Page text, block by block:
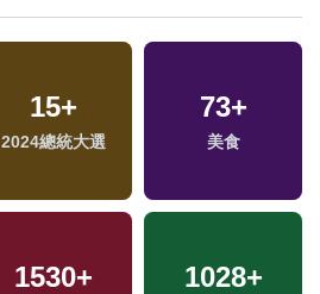
15+
2024總統大選
73+
美食
1530+ 1028+
411+
旅遊
572+
健康及醫療
31+ 467+